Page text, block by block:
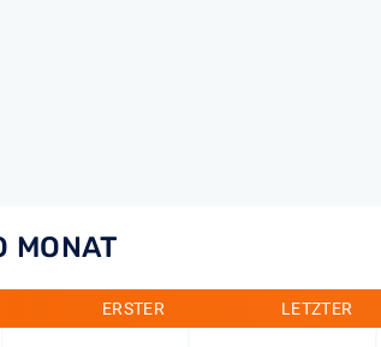
MONAT
ERSTER LETZTER